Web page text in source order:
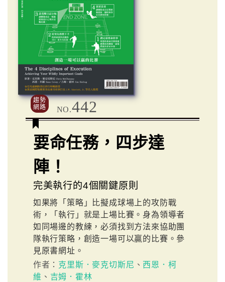
趨勢
網路
NO.442
要命任務，四步達
陣！
完美執行的4個關鍵原則
如果將「策略」比擬成球場上的攻防戰
術，「執行」就是上場比賽。身為領導者
如同場邊的教練，必須找到方法來協助團
隊執行策略，創造一場可以贏的比賽。參
見原書網址。
作者： 克里斯．麥克切斯尼 、 西恩．柯
維 、 吉姆．霍林